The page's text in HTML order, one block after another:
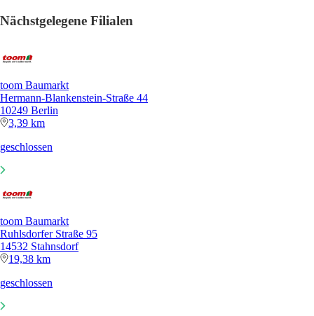
Nächstgelegene Filialen
toom Baumarkt
Hermann-Blankenstein-Straße 44
10249 Berlin
3,39 km
geschlossen
toom Baumarkt
Ruhlsdorfer Straße 95
14532 Stahnsdorf
19,38 km
geschlossen